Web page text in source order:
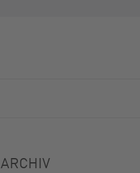
ARCHIV